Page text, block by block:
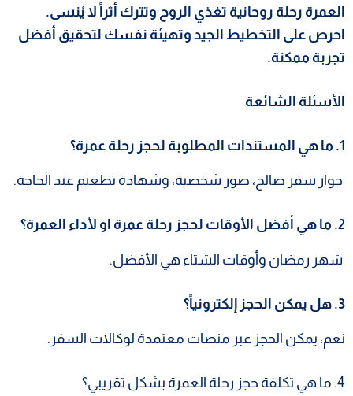
العمرة رحلة روحانية تغذي الروح وتترك أثراً لا يُنسى.
احرص على التخطيط الجيد وتهيئة نفسك لتحقيق أفضل
تجربة ممكنة.
الأسئلة الشائعة
1. ما هي المستندات المطلوبة لحجز رحلة عمرة؟
جواز سفر صالح، صور شخصية، وشهادة تطعيم عند الحاجة.
2. ما هي أفضل الأوقات لحجز رحلة عمرة او لأداء العمرة؟
شهر رمضان وأوقات الشتاء هي الأفضل.
3. هل يمكن الحجز إلكترونياً؟
نعم، يمكن الحجز عبر منصات معتمدة لوكالات السفر.
4. ما هي تكلفة حجز رحلة العمرة بشكل تقريبي؟